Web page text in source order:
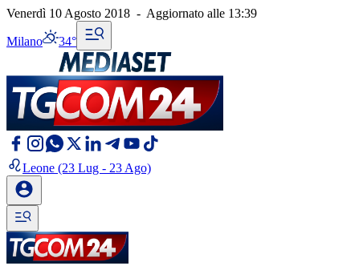
Venerdì 10 Agosto 2018 - Aggiornato alle 13:39
Milano 34°
Leone (23 Lug - 23 Ago)